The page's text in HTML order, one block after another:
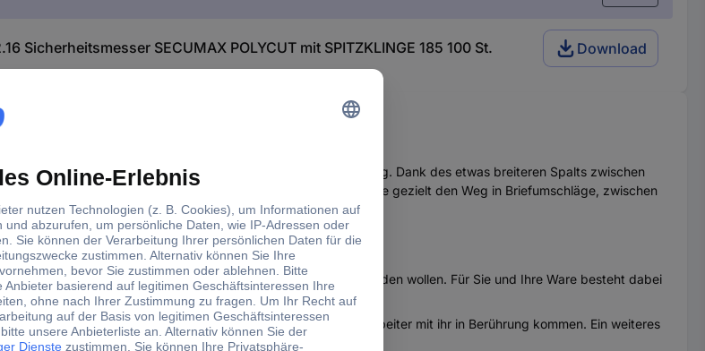
SECUMAX POLYCUT mit SPITZKLINGE 185 100 St. Download
Und doch hat es hier als Allrounder eine Sonderstellung. Dank des etwas breiteren Spalts zwischen
Zudem bahnen Sie sich mit der langen, spitzen Messernase gezielt den Weg in Briefumschläge, zwischen
es auch durch enge Zwischenräume.
Sie schneiden also nur das, was Sie wirklich schneiden wollen. Für Sie und Ihre Ware besteht dabei
nicht zu wechseln brauchen, können weder Sie noch Ihre Mitarbeiter mit ihr in Berührung kommen. Ein weiteres